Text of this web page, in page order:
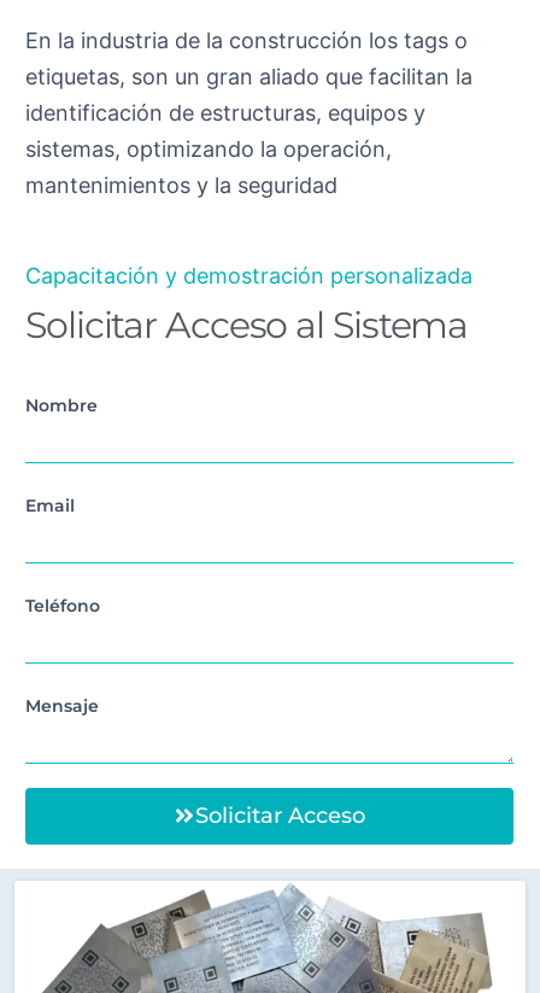
En la industria de la construcción los tags o
etiquetas, son un gran aliado que facilitan la
identificación de estructuras, equipos y
sistemas, optimizando la operación,
mantenimientos y la seguridad
Capacitación y demostración personalizada
Solicitar Acceso al Sistema
Nombre
Email
Teléfono
Mensaje
Solicitar Acceso